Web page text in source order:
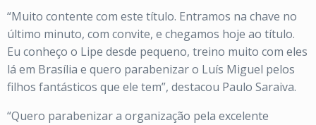
“Muito contente com este título. Entramos na chave no
último minuto, com convite, e chegamos hoje ao título.
Eu conheço o Lipe desde pequeno, treino muito com eles
lá em Brasília e quero parabenizar o Luís Miguel pelos
filhos fantásticos que ele tem”, destacou Paulo Saraiva.
“Quero parabenizar a organização pela excelente